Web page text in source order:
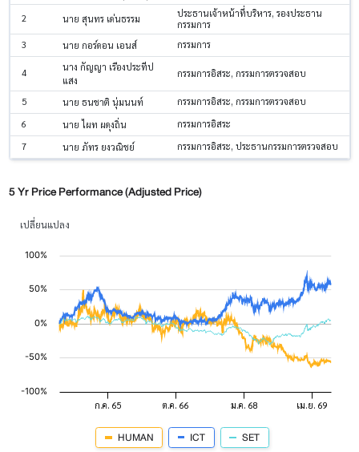
2 นาย สุนทร เด่นธรรม
ประธานเจ้าหน้าที่บริหาร, รองประธาน
กรรมการ
3
นาย กอร์ดอน เอนส์ กรรมการ
4
นาง กัญญา เรืองประทีป
แสง
กรรมการอิสระ, กรรมการตรวจสอบ
5 นาย ธนชาติ นุ่มนนท์
กรรมการอิสระ, กรรมการตรวจสอบ
6
นาย ไผท ผดุงถิ่น
กรรมการอิสระ
7
นาย ภัทร ยงวณิชย์ กรรมการอิสระ, ประธานกรรมการตรวจสอบ
5 Yr Price Performance (Adjusted Price)
เปลี่ยนแปลง
HUMAN ICT SET